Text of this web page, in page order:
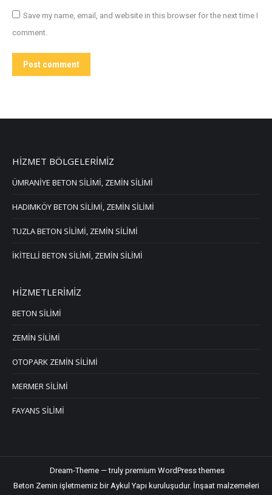
Save my name, email, and website in this browser for the next time I
comment.
Post comment
HİZMET BÖLGELERİMİZ
ÜMRANİYE BETON SİLİMİ, ZEMİN SİLİMİ
HADIMKÖY BETON SİLİMİ, ZEMİN SİLİMİ
TUZLA BETON SİLİMİ, ZEMİN SİLİMİ
İKİTELLİ BETON SİLİMİ, ZEMİN SİLİMİ
HİZMETLERİMİZ
BETON SİLİMİ
ZEMİN SİLİMİ
OTOPARK ZEMİN SİLİMİ
MERMER SİLİMİ
FAYANS SİLİMİ
Dream-Theme — truly premium WordPress themes
Beton Zemin işletmemiz bir Aykul Yapı kuruluşudur. İnşaat malzemeleri